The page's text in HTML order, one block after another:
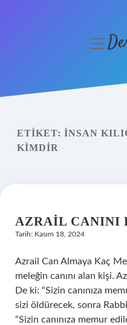
Yasal Uyarı
menüyü
ETIKET: İNSAN
KIMDIR
AZRAIL CANINI
Tarih: Kasım 18, 2024
Azrail Can Almaya Kaç
meleğin canını alan kişi.
De ki: “Sizin canınıza
sizi öldürecek, sonra
“Sizin canınıza memur